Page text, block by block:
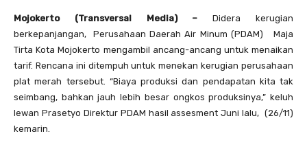
Mojokerto (Transversal Media) – Didera kerugian
berkepanjangan, Perusahaan Daerah Air Minum (PDAM) Maja
Tirta Kota Mojokerto mengambil ancang-ancang untuk menaikan
tarif. Rencana ini ditempuh untuk menekan kerugian perusahaan
plat merah tersebut. “Biaya produksi dan pendapatan kita tak
seimbang, bahkan jauh lebih besar ongkos produksinya,” keluh
Iewan Prasetyo Direktur PDAM hasil assesment Juni lalu, (26/11)
kemarin.